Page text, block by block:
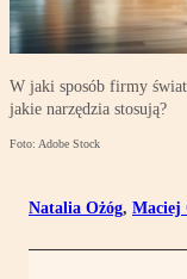
W jaki sposób firmy
jakie narzędzia stosują?
Foto: Adobe Stock
Natalia Ożóg, Maciej